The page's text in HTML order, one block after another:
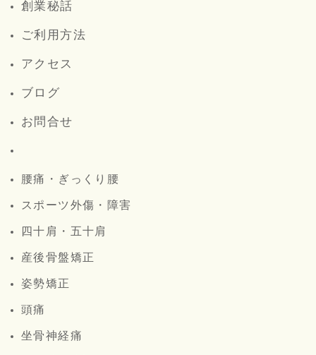
創業秘話
ご利用方法
アクセス
ブログ
お問合せ
腰痛・ぎっくり腰
スポーツ外傷・障害
四十肩・五十肩
産後骨盤矯正
姿勢矯正
頭痛
坐骨神経痛